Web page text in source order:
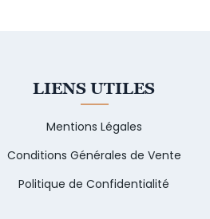
LIENS UTILES
Mentions Légales
Conditions Générales de Vente
Politique de Confidentialité